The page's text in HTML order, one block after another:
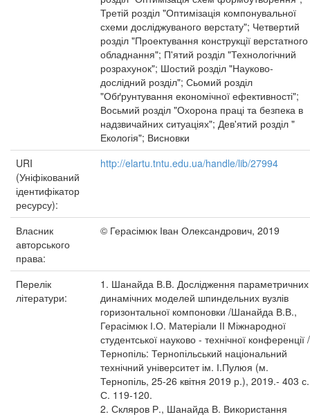
Третій розділ "Оптимізація компонувальної
схеми досліджуваного верстату"; Четвертий
розділ "Проектування конструкції верстатного
обладнання"; П'ятий розділ "Технологічний
розрахунок"; Шостий розділ "Науково-
дослідний розділ"; Сьомий розділ
"Обґрунтування економічної ефективності";
Восьмий розділ "Охорона праці та безпека в
надзвичайних ситуаціях"; Дев'ятий розділ "
Екологія"; Висновки
URI
(Уніфікований
ідентифікатор
ресурсу):
http://elartu.tntu.edu.ua/handle/lib/27994
Власник
авторського
права:
© Герасімюк Іван Олександрович, 2019
Перелік
літератури:
1. Шанайда В.В. Дослідження параметричних
динамічних моделей шпиндельних вузлів
горизонтальної компоновки /Шанайда В.В.,
Герасімюк І.О. Матеріали ІІ Міжнародної
студентської науково - технічної конференції /
Тернопіль: Тернопільський національний
технічний університет ім. І.Пулюя (м.
Тернопіль, 25-26 квітня 2019 р.), 2019.- 403 с.
С. 119-120.
2. Скляров Р., Шанайда В. Використання